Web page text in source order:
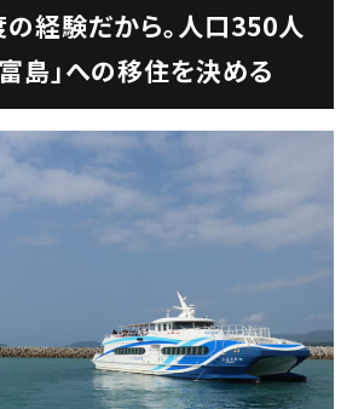
経験だから。人口350人
島」への移住を決める